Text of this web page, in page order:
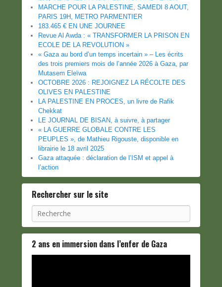
MARCHE POUR LA PALESTINE, SAMEDI 8 AOUT,
PARIS 19H, METRO PARMENTIER
183.465 € EN UNE JOURNEE
Revue Al Awda : « TRANSFORMER LA PRISON EN
ECOLE DE LA REVOLUTION »
« Gaza au bord d’un temps incertain » – Les écrits
des trois premiers mois de l’année 2026 à Gaza, par
Mutasem Eleïwa
OCTOBRE 2026 : REJOIGNEZ LA RÉCOLTE DES
OLIVES EN PALESTINE
LA PALESTINE EN PROCES, un livre de Rafik
Chekkat
LE JOURNAL DE BISAN, à suivre, à partager
« LA GUERRE GLOBALE CONTRE LES
PEUPLES », de Mathieu Rigouste, disponible en
librairie le 18 avril 2025
Gaza attaquée : déclaration de l’ISM et appel à
l’action
Rechercher sur le site
Recherche
2 ans en immersion dans l’enfer de Gaza